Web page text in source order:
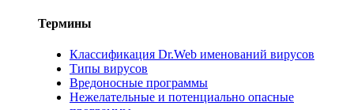
Термины
Классификация Dr.Web именований вирусов
Типы вирусов
Вредоносные программы
Нежелательные и потенциально опасные